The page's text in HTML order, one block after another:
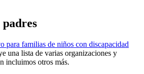
padres
para familias de niños con discapacidad
una lista de varias organizaciones y
incluimos otros más.